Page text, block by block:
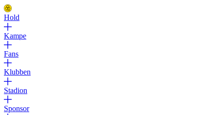
Hold
Kampe
Fans
Klubben
Stadion
Sponsor